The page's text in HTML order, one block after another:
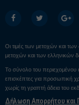
Οι τιμές των μετοχών και των
μετοχών και των ελληνικών
Το σύνολο του περιεχομένου
επισκέπτες για προσωπική
χωρίς τη γραπτή άδεια του
Δήλωση Απορρήτου